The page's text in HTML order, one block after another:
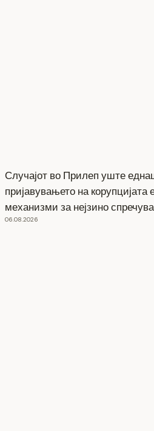
Случајот во Прилеп уште
пријавувањето на
механизми за нејзино
06.08.2026